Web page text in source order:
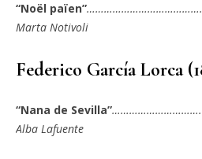
“Noël païen”
Marta Notivoli
Federico García Lorca
“Nana de Sevilla”
Alba Lafuente